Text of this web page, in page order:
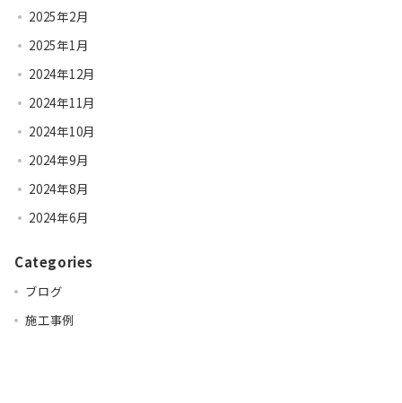
2025年2月
2025年1月
2024年12月
2024年11月
2024年10月
2024年9月
2024年8月
2024年6月
Categories
ブログ
施工事例